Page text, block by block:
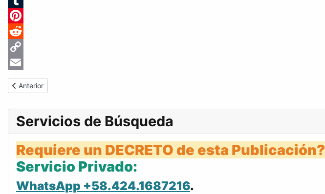
Translate
Tumblr
Pinterest
Reddit
Copy
Link
Email
Artículo anterior: Gaceta Oficial de Venezuela #24028 del sábado 3 enero 1953
Anterior
Servicios de Búsqueda
Requiere un DECRETO de esta Publicación?
Servicio Privado:
WhatsApp +58.424.1687216.